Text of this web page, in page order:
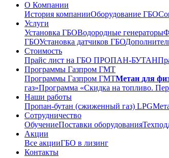
О Компании
История компанииОборудование ГБО
Услуги
Установка ГБОВодородные генераторы
ГБОУстановка датчиков ГБО
Стоимость
Прайс лист на ГБО ПРОПАН-БУТАН
Программы Газпром ГМТ
Программы Газпром ГМТМетан для
газ»Программа «Скидка на топливо.
Наши работы
Пропан-бутан (сжиженный газ) LPG
Сотрудничество
ОбучениеПоставки оборудования
Акции
Все акцииГБО в лизинг
Контакты